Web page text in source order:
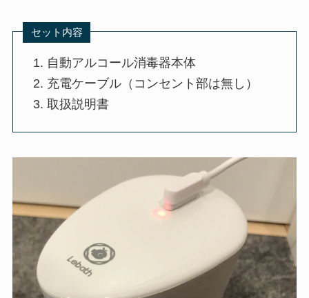
セット内容
自動アルコール消毒器本体
充電ケーブル（コンセント部は無し）
取扱説明書